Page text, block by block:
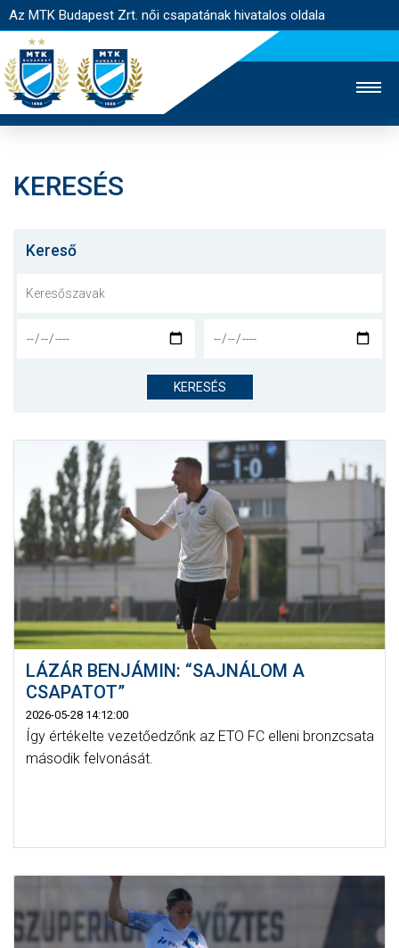
Az MTK Budapest Zrt. női csapatának hivatalos oldala
JEGYÉRTÉKESÍTÉS
NYITÓLAP
CSAPAT
JELENTKEZÉS
KLUB
GALÉRIA
SZURKOLÓI ÉLMÉNYEK
SAJTÓ
KERESÉS
Kereső
KERESÉS
LÁZÁR BENJÁMIN: “SAJNÁLOM A
CSAPATOT”
2026-05-28 14:12:00
Így értékelte vezetőedzőnk az ETO FC elleni bronzcsata
második felvonását.